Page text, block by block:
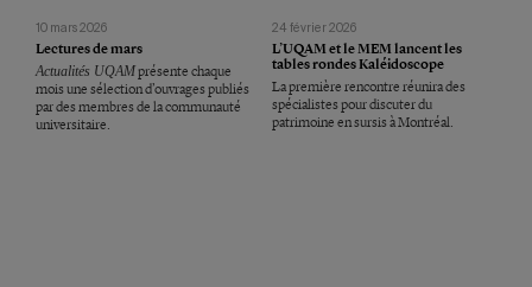
10 mars 2026
Lectures de mars
Actualités UQAMprésente chaque
mois une sélection d’ouvrages publiés
par des membres de la communauté
universitaire.
24 février 2026
L’UQAM et le MEM lancent les
tables rondes Kaléidoscope
La première rencontre réunira des
spécialistes pour discuter du
patrimoine en sursis à Montréal.